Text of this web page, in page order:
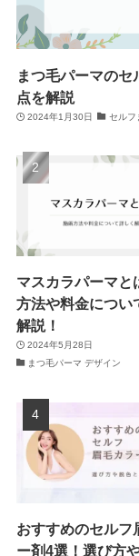
まつ毛パーマの
点を解説
2024年1月30日 セルフ
マスカラパーマと
方法や料金につい
解説！
2024年5月28日
まつ毛パーマ デザイン
おすすめのセルフ
ー剤4選！選び方